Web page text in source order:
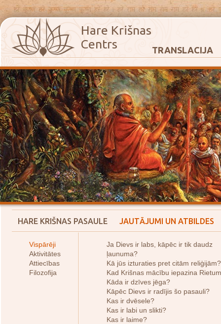
Hare Krišnas
Centrs
TRANSLACIJA
HARE KRIŠNAS PASAULE JAUTĀJUMI UN ATBILDES
Vispārēji
Aktivitātes
Attiecības
Filozofija
Ja Dievs ir labs, kāpēc ir tik daudz
ļaunuma?
Kā jūs izturaties pret citām reliģijām?
Kad Krišnas mācību iepazina
Kāda ir dzīves jēga?
Kāpēc Dievs ir radījis šo pasauli?
Kas ir dvēsele?
Kas ir labi un slikti?
Kas ir laime?